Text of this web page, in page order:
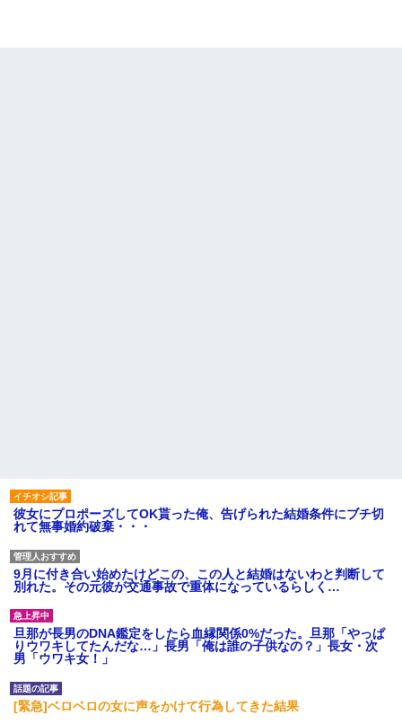
彼女にプロポーズしてOK貰った俺、告げられた結婚条件にブチ切
れて無事婚約破棄・・・
9月に付き合い始めたけどこの、この人と結婚はないわと判断して
別れた。その元彼が交通事故で重体になっているらしく…
旦那が長男のDNA鑑定をしたら血縁関係0%だった。旦那「やっぱ
りウワキしてたんだな…」長男「俺は誰の子供なの？」長女・次
男「ウワキ女！」
[緊急]ベロベロの女に声をかけて行為してきた結果